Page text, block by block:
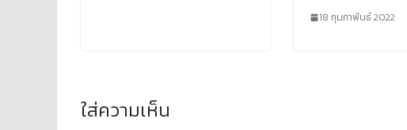
18 กุมภาพันธ์ 2022
ใส่ความเห็น